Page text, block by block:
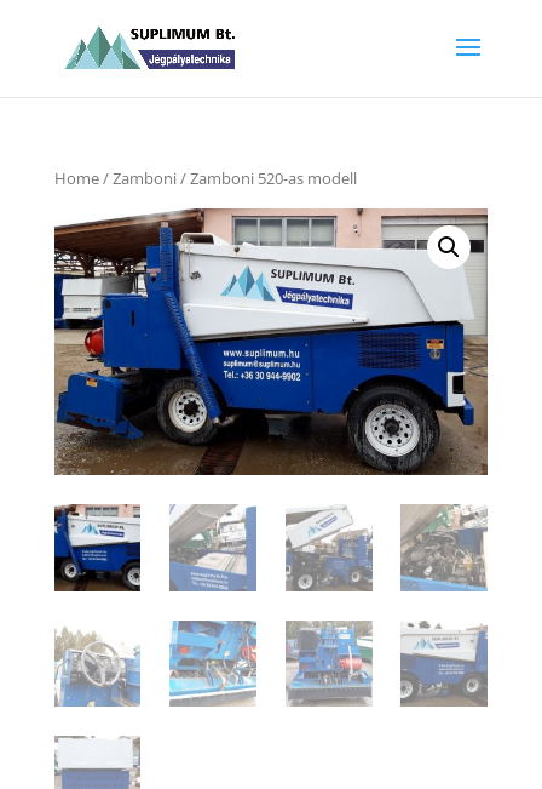
Home/Zamboni/ Zamboni 520-as modell